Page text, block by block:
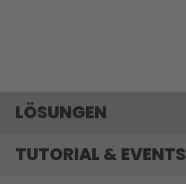
LÖSUNGEN
TUTORIAL & EVENTS